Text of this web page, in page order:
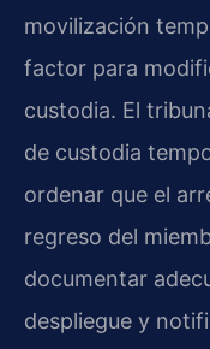
movilización
factor para
custodia. El
de custodia
ordenar que el
regreso del
documentar
despliegue y